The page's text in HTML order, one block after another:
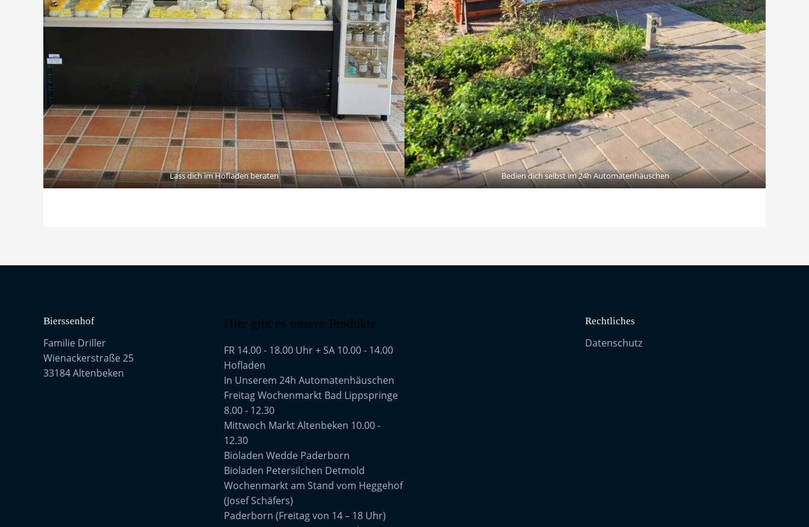
Lass dich im Hofladen beraten Bedien dich selbst im 24h Automatenhäuschen
Bierssenhof
Familie Driller
Wienackerstraße 25
33184 Altenbeken
Hier gibt es unsere Produkte
FR 14.00 - 18.00 Uhr + SA 10.00 - 14.00
Hofladen
In Unserem 24h Automatenhäuschen
Freitag Wochenmarkt Bad Lippspringe
8.00 - 12.30
Mittwoch Markt Altenbeken 10.00 -
12.30
Bioladen Wedde Paderborn
Bioladen Petersilchen Detmold
Wochenmarkt am Stand vom Heggehof
(Josef Schäfers)
Paderborn (Freitag von 14 – 18 Uhr)
Rechtliches
Datenschutz